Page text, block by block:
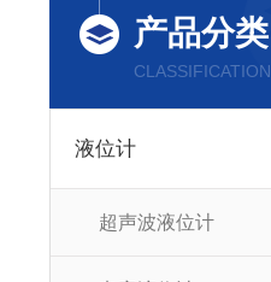
产品分类
CLASSIFICATION
液位计
超声波液位计